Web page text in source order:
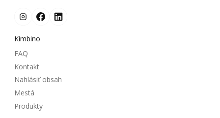
Kimbino
FAQ
Kontakt
Nahlásiť obsah
Mestá
Produkty